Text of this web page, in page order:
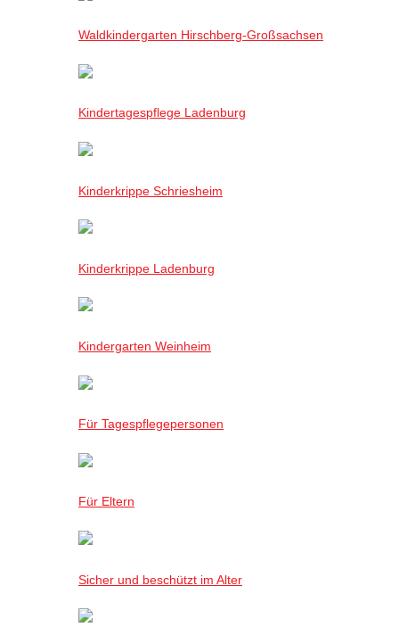
Waldkindergarten Hirschberg-Großsachsen
Kindertagespflege Ladenburg
Kinderkrippe Schriesheim
Kinderkrippe Ladenburg
Kindergarten Weinheim
Für Tagespflegepersonen
Für Eltern
Sicher und beschützt im Alter